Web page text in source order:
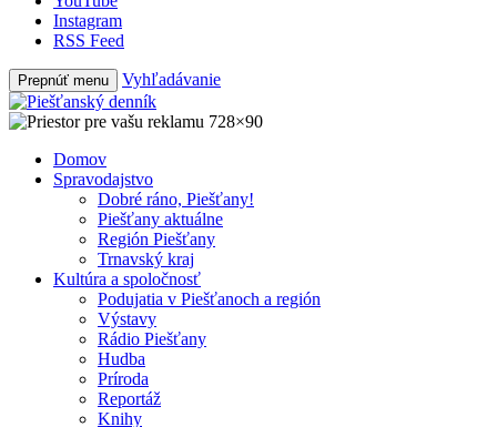
Instagram
RSS Feed
Prepnúť menu Vyhľadávanie
Domov
Spravodajstvo
Dobré ráno, Piešťany!
Piešťany aktuálne
Región Piešťany
Trnavský kraj
Kultúra a spoločnosť
Podujatia v Piešťanoch a región
Výstavy
Rádio Piešťany
Hudba
Príroda
Reportáž
Knihy